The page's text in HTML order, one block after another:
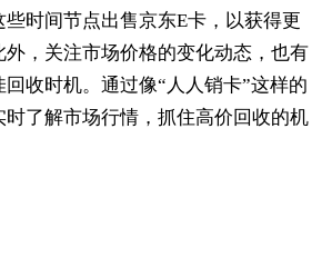
些时间节点出售京东E卡，以获得更
，关注市场价格的变化动态，也有
收时机。通过像“人人销卡”这样的
了解市场行情，抓住高价回收的机